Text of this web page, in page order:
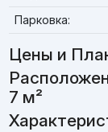
Парковка:
Цены и
7 м²